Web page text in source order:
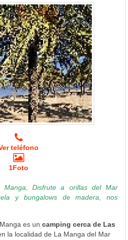
teléfono
1Foto
Manga, Disfrute a orillas del Mar
y bungalows de madera, nos
es un camping cerca de Las
la localidad de La Manga del Mar